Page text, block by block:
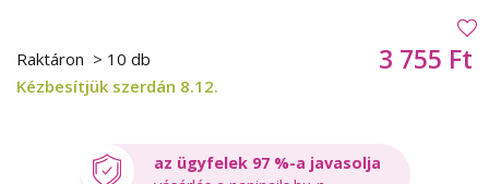
Raktáron > 10 db
Kézbesítjük szerdán 8.12.
3 755 Ft
az ügyfelek 97 %-a javasolja